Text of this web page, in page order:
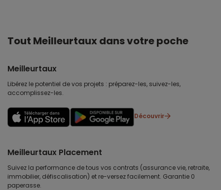
Tout Meilleurtaux dans votre poche
Meilleurtaux
Libérez le potentiel de vos projets : préparez-les, suivez-les,
accomplissez-les.
Découvrir
Meilleurtaux Placement
Suivez la performance de tous vos contrats (assurance vie, retraite,
immobilier, défiscalisation) et re-versez facilement. Garantie 0
paperasse.